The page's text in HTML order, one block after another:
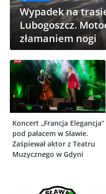
Wypadek na
Lubogoszcz.
złamaniem nogi
Koncert „Francja Elegancja”
pod pałacem w Sławie.
Zaśpiewał aktor z Teatru
Muzycznego w Gdyni